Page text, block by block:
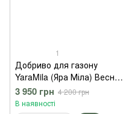
1
Добриво для газону
YaraMila (Яра Міла) Весна-
Літо 18 кг
3 950 грн 4 200 грн
В наявності